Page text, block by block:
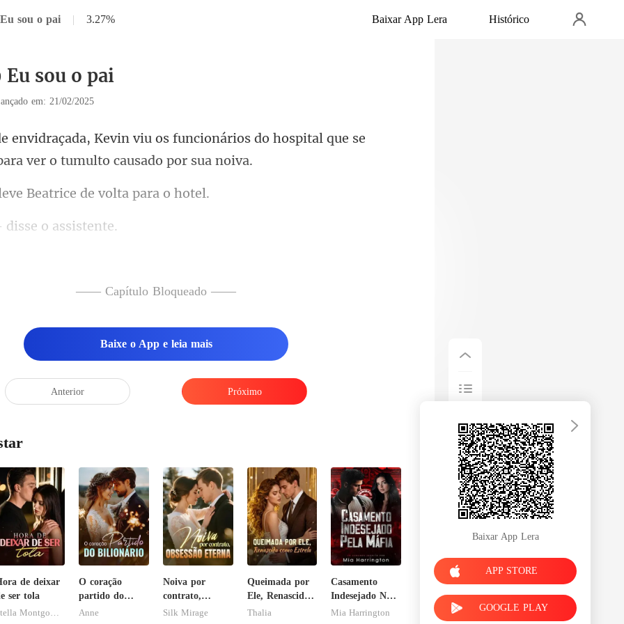
sou o pai | 3.27% Baixar App Lera Histórico
sou o pai
em: 21/02/2025
funcionários do hospital que se
ve Beatrice de v
disse
linho, sentindo o pei
—— Capítulo Bloqueado ——
Baixe o App e leia mais
Anterior Próximo
de deixar
ser tola
O coração
partido do
bilionário
Anne
Noiva por
contrato,
obsessão eterna
Silk Mirage
Queimada por
Ele, Renascida
como Estrela
Thalia
Casamento
Indesejado Na
Máfia
Mia Harrington
Baixar App Lera
APP STORE
GOOGLE PLAY